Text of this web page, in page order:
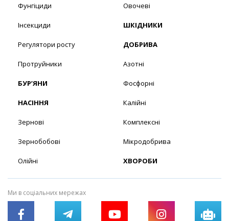
Фунгіциди
Інсекциди
Регулятори росту
Протруйники
БУР’ЯНИ
НАСІННЯ
Зернові
Зернобобові
Олійні
Овочеві
ШКІДНИКИ
ДОБРИВА
Азотні
Фосфорні
Калійні
Комплексні
Мікродобрива
ХВОРОБИ
Ми в соціальних мережах